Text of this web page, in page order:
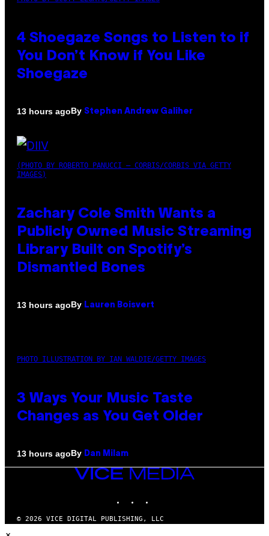
4 Shoegaze Songs to Listen to if
You Don’t Know if You Like
Shoegaze
13 hours agoBy Stephen Andrew Galiher
(PHOTO BY ROBERTO PANUCCI – CORBIS/CORBIS VIA GETTY
IMAGES)
Zachary Cole Smith Wants a
Publicly Owned Music Streaming
Library Built on Spotify’s
Dismantled Bones
13 hours agoBy Lauren Boisvert
PHOTO ILLUSTRATION BY IAN WALDIE/GETTY IMAGES
3 Ways Your Music Taste
Changes as You Get Older
13 hours agoBy Dan Milam
VICE
© 2026 VICE DIGITAL PUBLISHING, LLC